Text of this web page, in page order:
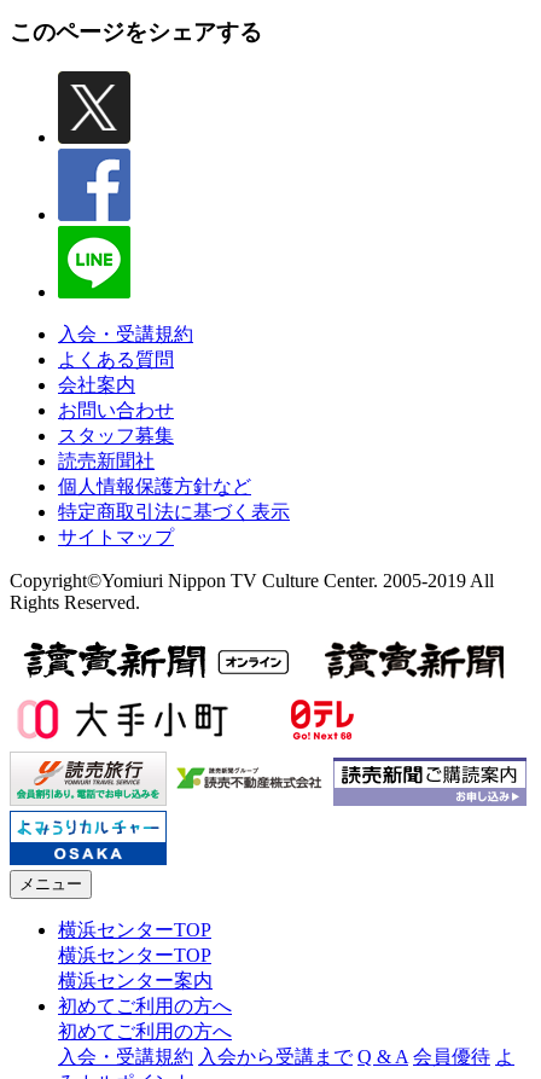
このページをシェアする
入会・受講規約
よくある質問
会社案内
お問い合わせ
スタッフ募集
読売新聞社
個人情報保護方針など
特定商取引法に基づく表示
サイトマップ
Copyright©Yomiuri Nippon TV Culture Center. 2005-2019 All
Rights Reserved.
メニュー
横浜センターTOP
横浜センターTOP
横浜センター案内
初めてご利用の方へ
初めてご利用の方へ
入会・受講規約 入会から受講まで Q & A 会員優待 よ